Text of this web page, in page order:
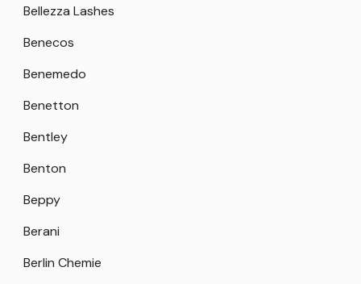
Bellezza Lashes
Benecos
Benemedo
Benetton
Bentley
Benton
Beppy
Berani
Berlin Chemie